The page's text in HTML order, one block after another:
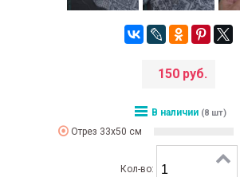
150 руб.
В наличии (8 шт)
Отрез 33х50 см
Кол-во: